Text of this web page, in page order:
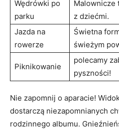
Wędrówki po
parku
Malownicze
⁤z dziećmi.
Jazda‍ na
rowerze
Świetna
świeżym
Piknikowanie
polecamy
pyszności!
Nie zapomnij⁣ o aparacie!
dostarczą ‍niezapomnianych
rodzinnego ‌albumu.